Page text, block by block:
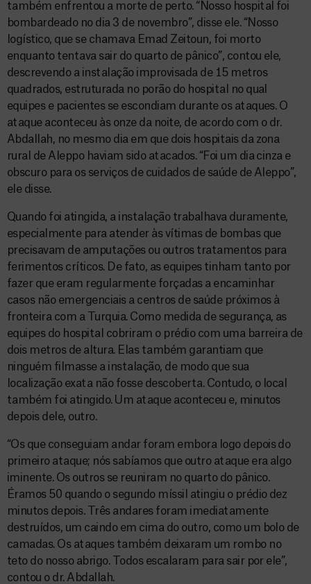
também enfrentou a morte de perto. “Nosso hospital foi
bombardeado no dia 3 de novembro”, disse ele. “Nosso
logístico, que se chamava Emad Zeitoun, foi morto
enquanto tentava sair do quarto de pânico”, contou ele,
descrevendo a instalação improvisada de 15 metros
quadrados, estruturada no porão do hospital no qual
equipes e pacientes se escondiam durante os ataques. O
ataque aconteceu às onze da noite, de acordo com o dr.
Abdallah, no mesmo dia em que dois hospitais da zona
rural de Aleppo haviam sido atacados. “Foi um dia cinza e
obscuro para os serviços de cuidados de saúde de Aleppo”,
ele disse.
Quando foi atingida, a instalação trabalhava duramente,
especialmente para atender às vítimas de bombas que
precisavam de amputações ou outros tratamentos para
ferimentos críticos. De fato, as equipes tinham tanto por
fazer que eram regularmente forçadas a encaminhar
casos não emergenciais a centros de saúde próximos à
fronteira com a Turquia. Como medida de segurança, as
equipes do hospital cobriram o prédio com uma barreira de
dois metros de altura. Elas também garantiam que
ninguém filmasse a instalação, de modo que sua
localização exata não fosse descoberta. Contudo, o local
também foi atingido. Um ataque aconteceu e, minutos
depois dele, outro.
“Os que conseguiam andar foram embora logo depois do
primeiro ataque; nós sabíamos que outro ataque era algo
iminente. Os outros se reuniram no quarto do pânico.
Éramos 50 quando o segundo míssil atingiu o prédio dez
minutos depois. Três andares foram imediatamente
destruídos, um caindo em cima do outro, como um bolo de
camadas. Os ataques também deixaram um rombo no
teto do nosso abrigo. Todos escalaram para sair por ele”,
contou o dr. Abdallah.